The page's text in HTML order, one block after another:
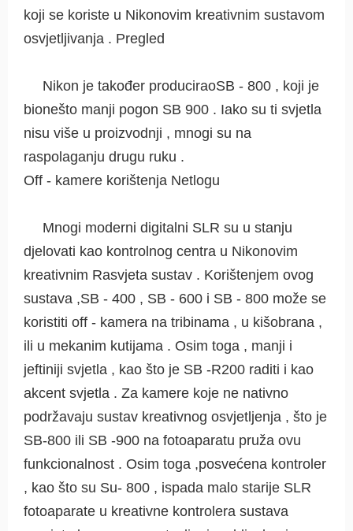
koji se koriste u Nikonovim kreativnim sustavom
osvjetljivanja . Pregled
Nikon je također produciraoSB - 800 , koji je
bionešto manji pogon SB 900 . Iako su ti svjetla
nisu više u proizvodnji , mnogi su na
raspolaganju drugu ruku .
Off - kamere korištenja Netlogu
Mnogi moderni digitalni SLR su u stanju
djelovati kao kontrolnog centra u Nikonovim
kreativnim Rasvjeta sustav . Korištenjem ovog
sustava ,SB - 400 , SB - 600 i SB - 800 može se
koristiti off - kamera na tribinama , u kišobrana ,
ili u mekanim kutijama . Osim toga , manji i
jeftiniji svjetla , kao što je SB -R200 raditi i kao
akcent svjetla . Za kamere koje ne nativno
podržavaju sustav kreativnog osvjetljenja , što je
SB-800 ili SB -900 na fotoaparatu pruža ovu
funkcionalnost . Osim toga ,posvećena kontroler
, kao što su Su- 800 , ispada malo starije SLR
fotoaparate u kreativne kontrolera sustava